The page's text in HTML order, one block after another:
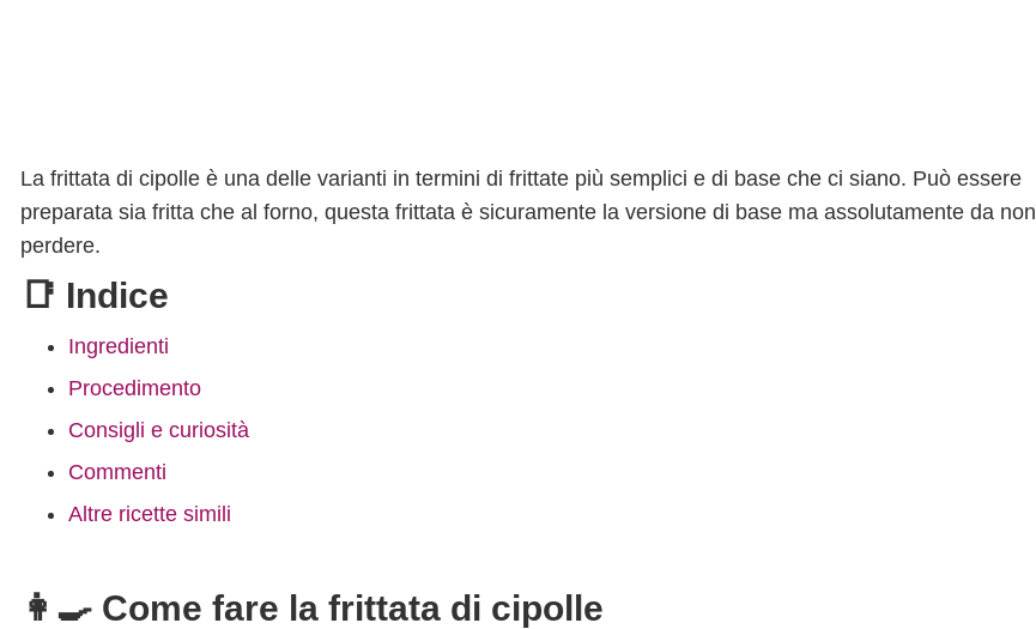
La frittata di cipolle è una delle varianti in termini di frittate più semplici e di base che ci siano. Può essere
preparata sia fritta che al forno, questa frittata è sicuramente la versione di base ma assolutamente da non
perdere.
📑 Indice
Ingredienti
Procedimento
Consigli e curiosità
Commenti
Altre ricette simili
👩‍🍳 Come fare la frittata di cipolle